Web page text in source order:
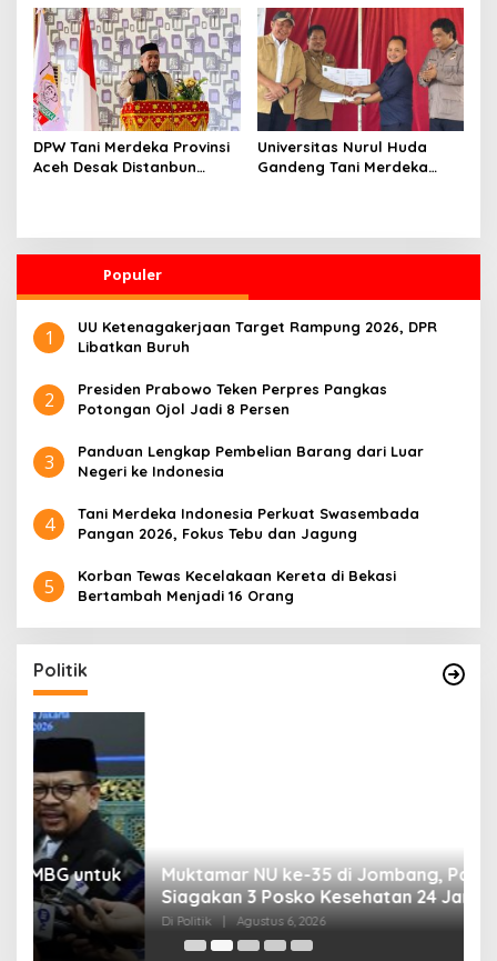
dalam Sehari Sains dan Teknologi
DPW Tani Merdeka Provinsi
Aceh Desak Distanbun
Universitas Nurul Huda
Gandeng Tani Merdeka
Populer
1
UU Ketenagakerjaan Target Rampung 2026, DPR
Libatkan Buruh
2
Presiden Prabowo Teken Perpres Pangkas
Potongan Ojol Jadi 8 Persen
3
Panduan Lengkap Pembelian Barang dari Luar
Negeri ke Indonesia
4
Tani Merdeka Indonesia Perkuat Swasembada
Pangan 2026, Fokus Tebu dan Jagung
5
Korban Tewas Kecelakaan Kereta di Bekasi
Bertambah Menjadi 16 Orang
Politik
Muktamar NU ke-35 di Jombang, Panitia
Siagakan 3 Posko Kesehatan 24 Jam
Di Politik Agustus 6, 2026